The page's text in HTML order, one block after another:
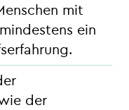
mit
ein
der